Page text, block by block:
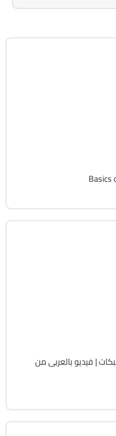
| فيديو بالعربى من